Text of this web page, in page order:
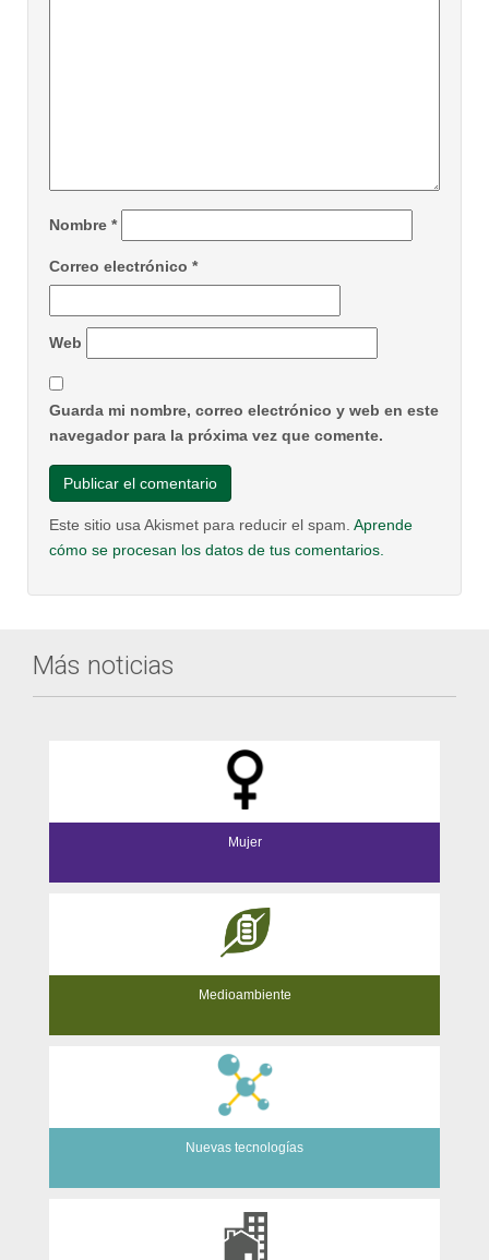
Nombre *
Correo electrónico *
Web
Guarda mi nombre, correo electrónico y web en este
navegador para la próxima vez que comente.
Este sitio usa Akismet para reducir el spam. Aprende
cómo se procesan los datos de tus comentarios.
Más noticias
Mujer
Medioambiente
Nuevas tecnologías